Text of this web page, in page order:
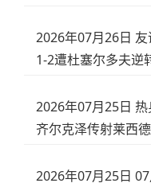
2026年07月26日
1-2遭杜塞尔多夫逆
2026年07月25日
齐尔克泽传射莱西
2026年07月25日